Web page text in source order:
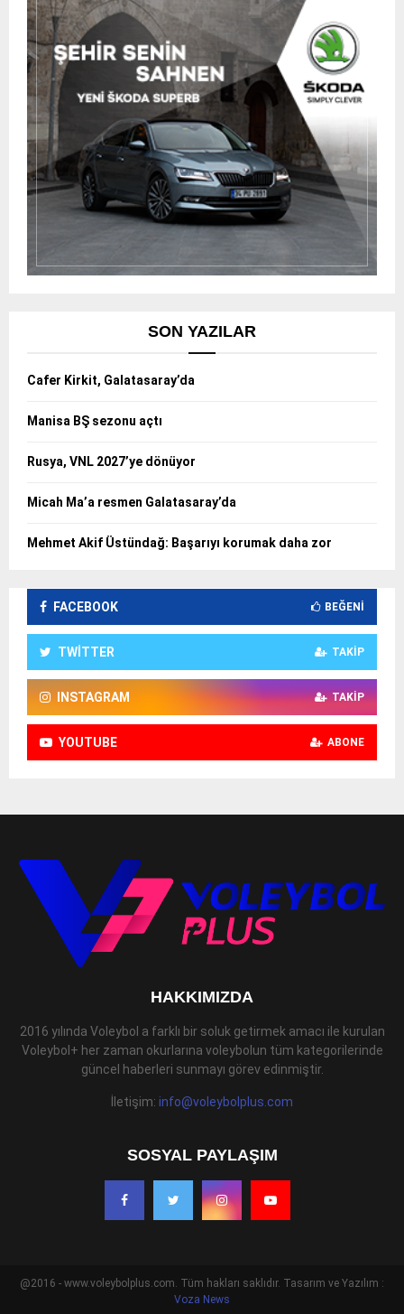
SON YAZILAR
Cafer Kirkit, Galatasaray’da
Manisa BŞ sezonu açtı
Rusya, VNL 2027’ye dönüyor
Micah Ma’a resmen Galatasaray’da
Mehmet Akif Üstündağ: Başarıyı korumak daha zor
FACEBOOK BEĞENI
TWITTER TAKIP
INSTAGRAM TAKIP
YOUTUBE ABONE
HAKKIMIZDA
2016 yılında Voleybol a farklı bir soluk getirmek amacı ile kurulan
Voleybol+ her zaman okurlarına voleybolun tüm kategorilerinde
güncel haberleri sunmayı görev edinmiştir.
İletişim: info@voleybolplus.com
SOSYAL PAYLAŞIM
@2016 - www.voleybolplus.com. Tüm hakları saklıdır. Tasarım ve Yazılım :
Voza News